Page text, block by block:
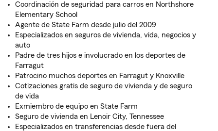
Coordinación de seguridad para carros en Northshore
Elementary School
Agente de State Farm desde julio del 2009
Especializados en seguros de vivienda, vida, negocios y
auto
Padre de tres hijos e involucrado en los deportes de
Farragut
Patrocino muchos deportes en Farragut y Knoxville
Cotizaciones gratis de seguro de vivienda y de seguro
de vida
Exmiembro de equipo en State Farm
Seguro de vivienda en Lenoir City, Tennessee
Especializados en transferencias desde fuera del